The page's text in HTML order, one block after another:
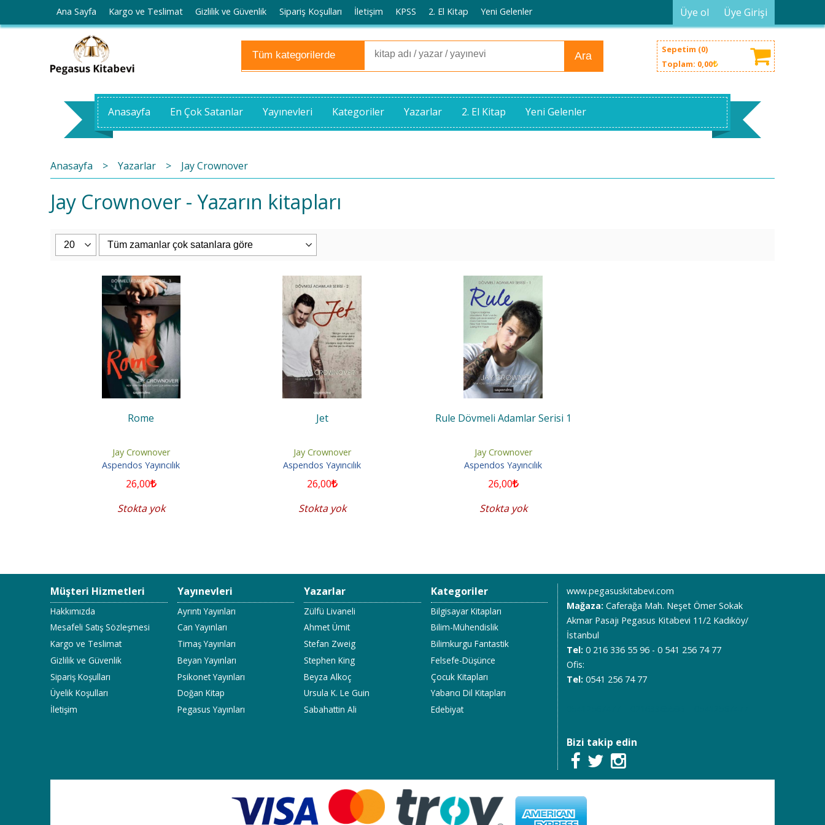
Ana Sayfa Kargo ve Teslimat Gizlilik ve Güvenlik Sipariş Koşulları İletişim KPSS 2. El Kitap Yeni Gelenler Üye ol Üye Girişi
Ara
Sepetim (0)
Toplam: 0,00
Anasayfa En Çok Satanlar Yayınevleri Kategoriler Yazarlar 2. El Kitap Yeni Gelenler
Anasayfa > Yazarlar > Jay Crownover
Jay Crownover - Yazarın kitapları
Rome
Jay Crownover
Aspendos Yayıncılık
26,00
Stokta yok
Jet
Jay Crownover
Aspendos Yayıncılık
26,00
Stokta yok
Rule Dövmeli Adamlar Serisi 1
Jay Crownover
Aspendos Yayıncılık
26,00
Stokta yok
Müşteri Hizmetleri
Hakkımızda
Mesafeli Satış Sözleşmesi
Kargo ve Teslimat
Gizlilik ve Güvenlik
Sipariş Koşulları
Üyelik Koşulları
İletişim
Yayınevleri
Ayrıntı Yayınları
Can Yayınları
Timaş Yayınları
Beyan Yayınları
Psikonet Yayınları
Doğan Kitap
Pegasus Yayınları
Yazarlar
Zülfü Livaneli
Ahmet Ümit
Stefan Zweig
Stephen King
Beyza Alkoç
Ursula K. Le Guin
Sabahattin Ali
Kategoriler
Bilgisayar Kitapları
Bilim-Mühendislik
Bilimkurgu Fantastik
Felsefe-Düşünce
Çocuk Kitapları
Yabancı Dil Kitapları
Edebiyat
www.pegasuskitabevi.com
Mağaza:Caferağa Mah. Neşet Ömer Sokak
Akmar Pasajı Pegasus Kitabevi 11/2 Kadıköy/
İstanbul
Tel:0 216 336 55 96 - 0 541 256 74 77
Ofis:
Tel: 0541 256 74 77
Bizi takip edin